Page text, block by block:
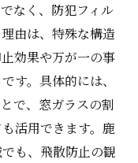
なく、防犯フィル
由は、特殊な構造
効果や万が一の事
す。具体的には、
で、窓ガラスの割
活用できます。鹿
も、飛散防止の観